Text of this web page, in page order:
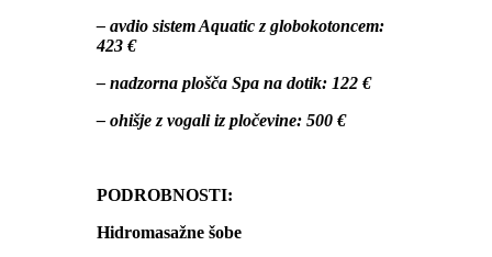
– avdio sistem Aquatic z globokotoncem:
423 €
– nadzorna plošča Spa na dotik: 122 €
– ohišje z vogali iz pločevine: 500 €
PODROBNOSTI:
Hidromasažne šobe